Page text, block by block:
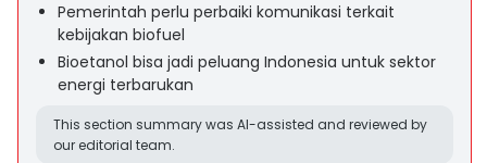
Pemerintah perlu perbaiki komunikasi terkait
kebijakan biofuel
Bioetanol bisa jadi peluang Indonesia untuk sektor
energi terbarukan
This section summary was AI-assisted and reviewed by
our editorial team.